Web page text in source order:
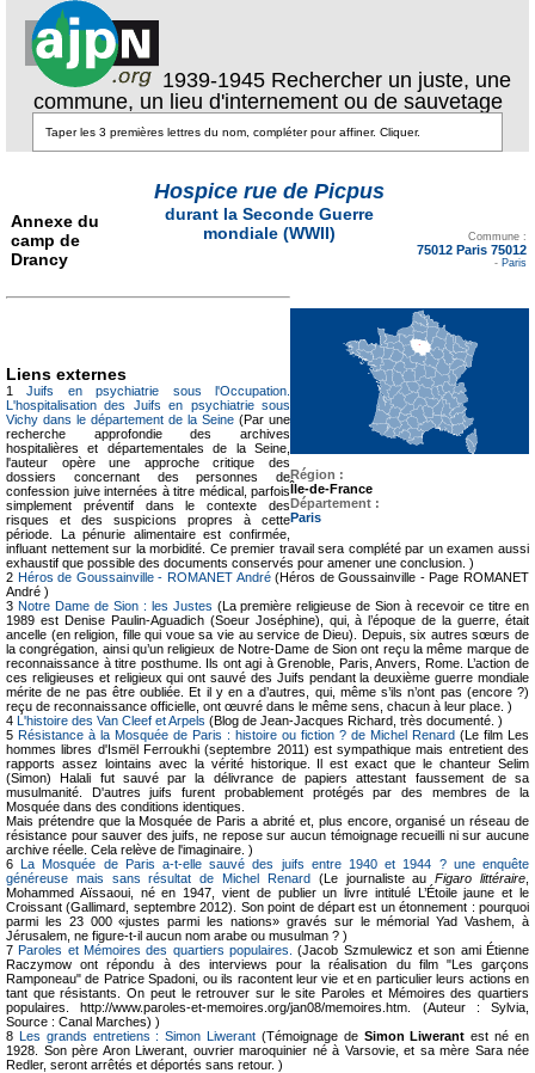
1939-1945 Rechercher un juste, une
commune, un lieu d'internement ou de sauvetage
Annexe du
camp de
Drancy
Hospice rue de Picpus
durant la Seconde Guerre
mondiale (WWII)
Commune :
75012 Paris 75012
- Paris
Région :
Île-de-France
Département :
Paris
Liens externes
1Juifs en psychiatrie sous l'Occupation.
L'hospitalisation des Juifs en psychiatrie sous
Vichy dans le département de la Seine (Par une
recherche approfondie des archives
hospitalières et départementales de la Seine,
l'auteur opère une approche critique des
dossiers concernant des personnes de
confession juive internées à titre médical, parfois
simplement préventif dans le contexte des
risques et des suspicions propres à cette
période. La pénurie alimentaire est confirmée,
influant nettement sur la morbidité. Ce premier travail sera complété par un examen aussi
exhaustif que possible des documents conservés pour amener une conclusion. )
2 Héros de Goussainville - ROMANET André(Héros de Goussainville - Page ROMANET
André )
3 Notre Dame de Sion : les Justes (La première religieuse de Sion à recevoir ce titre en
1989 est Denise Paulin-Aguadich (Soeur Joséphine), qui, à l’époque de la guerre, était
ancelle (en religion, fille qui voue sa vie au service de Dieu). Depuis, six autres sœurs de
la congrégation, ainsi qu’un religieux de Notre-Dame de Sion ont reçu la même marque de
reconnaissance à titre posthume. Ils ont agi à Grenoble, Paris, Anvers, Rome. L’action de
ces religieuses et religieux qui ont sauvé des Juifs pendant la deuxième guerre mondiale
mérite de ne pas être oubliée. Et il y en a d’autres, qui, même s’ils n’ont pas (encore ?)
reçu de reconnaissance officielle, ont œuvré dans le même sens, chacun à leur place. )
4 L'histoire des Van Cleef et Arpels (Blog de Jean-Jacques Richard, très documenté. )
5 Résistance à la Mosquée de Paris : histoire ou fiction ? de Michel Renard (Le film Les
hommes libres d'Ismël Ferroukhi (septembre 2011) est sympathique mais entretient des
rapports assez lointains avec la vérité historique. Il est exact que le chanteur Selim
(Simon) Halali fut sauvé par la délivrance de papiers attestant faussement de sa
musulmanité. D'autres juifs furent probablement protégés par des membres de la
Mosquée dans des conditions identiques.
Mais prétendre que la Mosquée de Paris a abrité et, plus encore, organisé un réseau de
résistance pour sauver des juifs, ne repose sur aucun témoignage recueilli ni sur aucune
archive réelle. Cela relève de l'imaginaire. )
6La Mosquée de Paris a-t-elle sauvé des juifs entre 1940 et 1944 ? une enquête
généreuse mais sans résultat de Michel Renard(Le journaliste auFigaro littéraire
Mohammed Aïssaoui, né en 1947, vient de publier un livre intitulé L’Étoile jaune et le
Croissant (Gallimard, septembre 2012). Son point de départ est un étonnement : pourquoi
parmi les 23 000 «justes parmi les nations» gravés sur le mémorial Yad Vashem, à
Jérusalem, ne figure-t-il aucun nom arabe ou musulman ? )
7Paroles et Mémoires des quartiers populaires.
(Jacob Szmulewicz et son ami Étienne
Raczymow ont répondu à des interviews pour la réalisation du film "Les garçons
Ramponeau" de Patrice Spadoni, ou ils racontent leur vie et en particulier leurs actions en
tant que résistants. On peut le retrouver sur le site Paroles et Mémoires des quartiers
populaires. http://www.paroles-et-memoires.org/jan08/memoires.htm. (Auteur : Sylvia,
Source : Canal Marches) )
8 Les grands entretiens : Simon Liwerant (Témoignage de Simon Liwerant est né en
1928. Son père Aron Liwerant, ouvrier maroquinier né à Varsovie, et sa mère Sara née
Redler, seront arrêtés et déportés sans retour. )